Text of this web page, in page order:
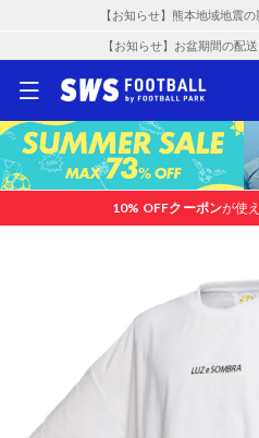
【お知らせ】熊本地域地震
【お知らせ】お盆期間の配
10% OFFクーポンが使